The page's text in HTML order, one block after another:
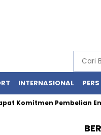
INTERNASIONAL
Pembelian Energi